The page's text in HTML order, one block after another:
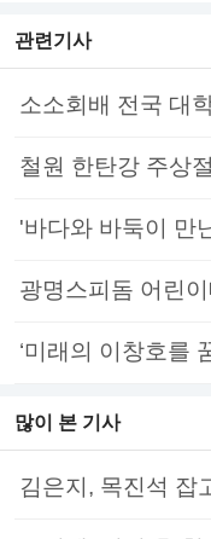
관련기사
소소회배 전국 대
철원 한탄강 주상
'바다와 바둑이 만
광명스피돔 어린
‘미래의 이창호를
많이 본 기사
김은지, 목진석 잡